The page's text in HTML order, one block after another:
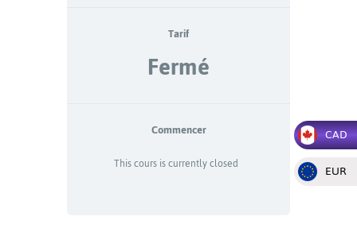
CAD
EUR
Tarif
Fermé
Commencer
This cours is currently closed